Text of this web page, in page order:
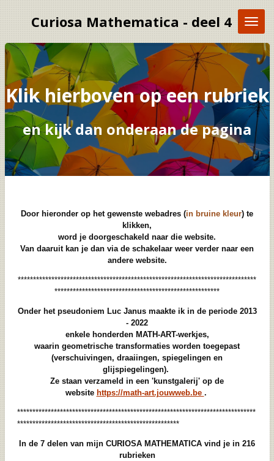
de
hoofdinhoud
Curiosa Mathematica - deel 4
Klik hierboven op een rubriek
en kijk dan onderaan de pagina
Door hieronder op het gewenste webadres (in bruine kleur) te
klikken,
word je doorgeschakeld naar die website.
Van daaruit kan je dan via de schakelaar weer verder naar een
andere website.
******************************************************************************
******************************************************
Onder het pseudoniem Luc Janus maakte ik in de periode 2013
- 2022
enkele honderden MATH-ART-werkjes,
waarin geometrische transformaties worden toegepast
(verschuivingen, draaiingen, spiegelingen en
glijspiegelingen).
Ze staan verzameld in een 'kunstgalerij' op de
website https://math-art.jouwweb.be .
******************************************************************************
*****************************************************
In de 7 delen van mijn CURIOSA MATHEMATICA vind je in 216
rubrieken